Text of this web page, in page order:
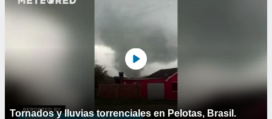
Tornados y lluvias torrenciales en Pelotas, Brasil.